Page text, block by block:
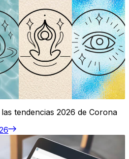
tendencias 2026 de Corona